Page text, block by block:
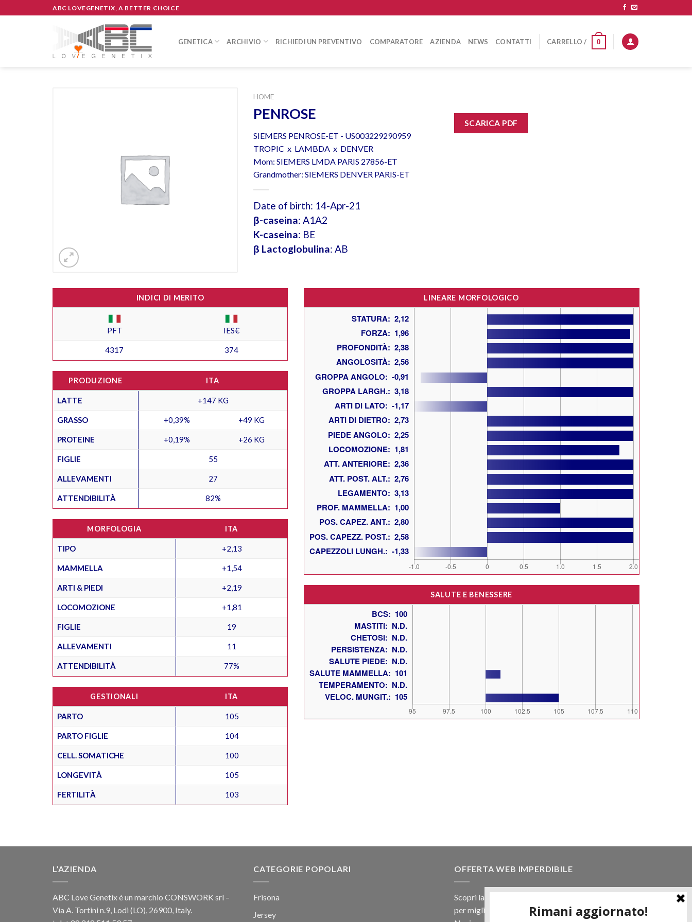
to
ABC LOVEGENETIX, A BETTER CHOICE
GENETICA ARCHIVIO RICHIEDI UN PREVENTIVO COMPARATORE AZIENDA NEWS CONTATTI CARRELLO / 0
HOME
PENROSE
SIEMERS PENROSE-ET - US003229290959
TROPIC x LAMBDA x DENVER
Mom: SIEMERS LMDA PARIS 27856-ET
Grandmother: SIEMERS DENVER PARIS-ET
Date of birth: 14-Apr-21
β-caseina: A1A2
K-caseina: BE
β Lactoglobulina: AB
SCARICA PDF
INDICI DI MERITO
PFT IES€
4317 374
PRODUZIONE ITA
LATTE +147 KG
GRASSO +0,39% +49 KG
PROTEINE +0,19% +26 KG
FIGLIE 55
ALLEVAMENTI 27
ATTENDIBILITÀ 82%
MORFOLOGIA ITA
TIPO +2,13
MAMMELLA +1,54
ARTI & PIEDI +2,19
LOCOMOZIONE +1,81
FIGLIE 19
ALLEVAMENTI 11
ATTENDIBILITÀ 77%
GESTIONALI ITA
PARTO 105
PARTO FIGLIE 104
CELL. SOMATICHE 100
LONGEVITÀ 105
FERTILITÀ 103
LINEARE MORFOLOGICO
SALUTE E BENESSERE
L’AZIENDA
ABC Love Genetix è un marchio CONSWORK srl –
Via A. Tortini n.9, Lodi (LO), 26900, Italy.
CATEGORIE POPOLARI
Frisona
Jersey
OFFERTA WEB IMPERDIBILE
Scopri la nostra offerta web! Un prezzo mai visto,
per migliaia di prodotti.